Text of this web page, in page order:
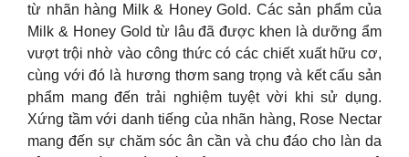
từ nhãn hàng Milk & Honey Gold. Các sản phẩm của
Milk & Honey Gold từ lâu đã được khen là dưỡng ẩm
vượt trội nhờ vào công thức có các chiết xuất hữu cơ,
cùng với đó là hương thơm sang trọng và kết cấu sản
phẩm mang đến trải nghiệm tuyệt vời khi sử dụng.
Xứng tầm với danh tiếng của nhãn hàng, Rose Nectar
mang đến sự chăm sóc ân cần và chu đáo cho làn da